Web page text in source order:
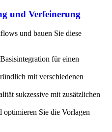
und Verfeinerung
und bauen Sie diese
für einen
mit verschiedenen
sukzessive mit zusätzlichen
optimieren Sie die Vorlagen